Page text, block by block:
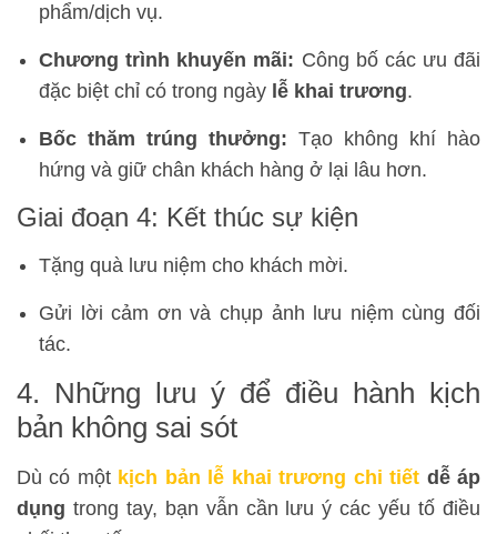
phẩm/dịch vụ.
Chương trình khuyến mãi: Công bố các ưu đãi
đặc biệt chỉ có trong ngày lễ khai trương.
Bốc thăm trúng thưởng: Tạo không khí hào
hứng và giữ chân khách hàng ở lại lâu hơn.
Giai đoạn 4: Kết thúc sự kiện
Tặng quà lưu niệm cho khách mời.
Gửi lời cảm ơn và chụp ảnh lưu niệm cùng đối
tác.
4. Những lưu ý để điều hành kịch
bản không sai sót
Dù có một kịch bản lễ khai trương chi tiết dễ áp
dụng trong tay, bạn vẫn cần lưu ý các yếu tố điều